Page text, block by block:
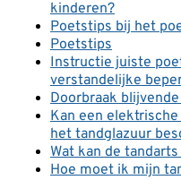
kinderen?
Poetstips bij het
Poetstips
Instructie juiste
verstandelijke
Doorbraak
Kan een
het tandglazuur
Wat kan de
Hoe moet ik mijn